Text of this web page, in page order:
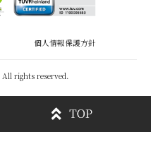
個人情報保護方針
rights reserved.